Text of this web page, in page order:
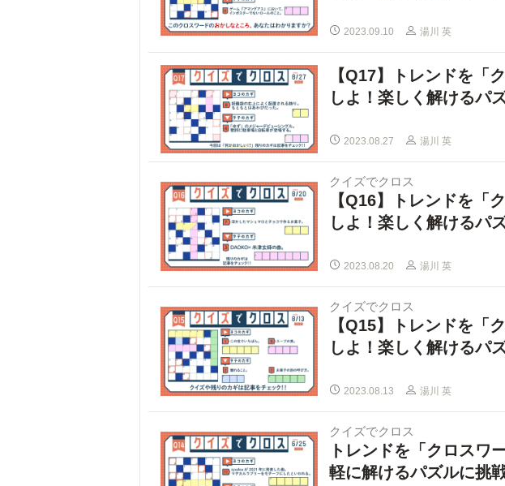
2023.09.10 湯川 英
【Q17】トレンドを「
しよ！楽しく解けるパ
2023.08.27 湯川 英
クイズでクロス
【Q16】トレンドを「
しよ！楽しく解けるパ
2023.08.20 湯川 英
クイズでクロス
【Q15】トレンドを「
しよ！楽しく解けるパ
2023.08.13 湯川 英
クイズでクロス
トレンドを「クロスワ
軽に解けるパズルに挑